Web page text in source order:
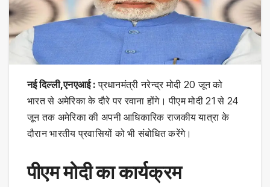
नई दिल्ली,एनएआई :प्रधानमंत्री नरेन्द्र मोदी 20 जून को
भारत से अमेरिका के दौरे पर रवाना होंगे। पीएम मोदी 21 से 24
जून तक अमेरिका की अपनी आधिकारिक राजकीय यात्रा के
दौरान भारतीय प्रवासियों को भी संबोधित करेंगे।
पीएम मोदी का कार्यक्रम